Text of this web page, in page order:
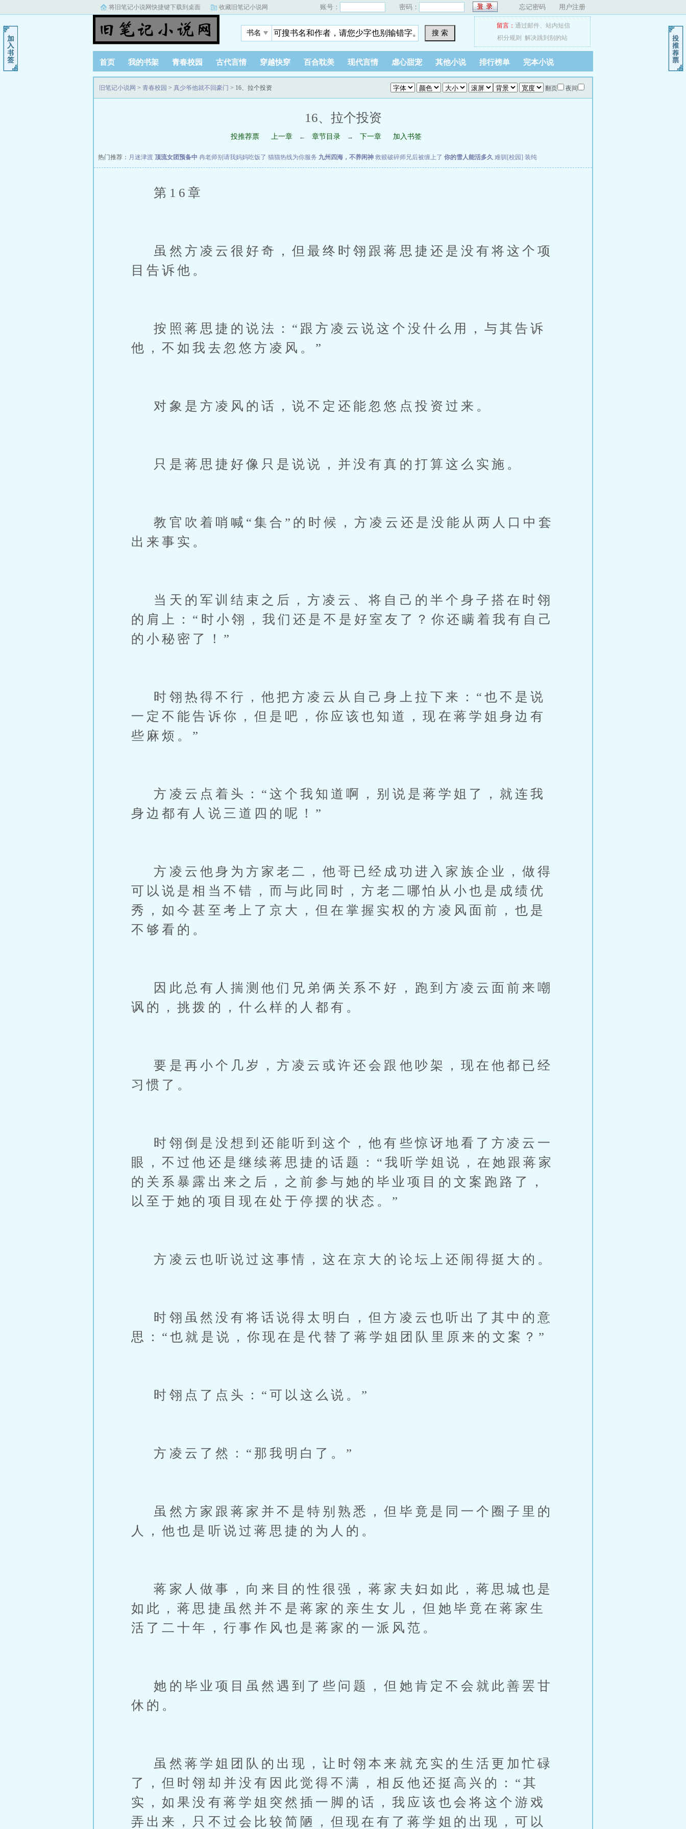
将旧笔记小说网快捷键下载到桌面 收藏旧笔记小说网 账号： 密码： 忘记密码 用户注册
书名 搜 索
留言： 通过邮件、 站内短信
积分规则
解决跳到别的站
首页 我的书架 青春校园 古代言情 穿越快穿 百合耽美 现代言情 虐心甜宠 其他小说 排行榜单 完本小说
阅读记录 翻页 夜间
旧笔记小说网 > 青春校园 > 真少爷他就不回豪门 > 16、拉个投资
16、拉个投资
投推荐票 上一章 ← 章节目录 → 下一章 加入书签
热门推荐： 月迷津渡 顶流女团预备中 冉老师别请我妈妈吃饭了 猫猫热线为你服务 九州四海，不养闲神 救赎破碎师兄后被缠上了 你的雪人能活多久 难驯[校园] 装纯
第16章
虽然方凌云很好奇，但最终时翎跟蒋思捷还是没有将这个项
目告诉他。
按照蒋思捷的说法：“跟方凌云说这个没什么用，与其告诉
他，不如我去忽悠方凌风。”
对象是方凌风的话，说不定还能忽悠点投资过来。
只是蒋思捷好像只是说说，并没有真的打算这么实施。
教官吹着哨喊“集合”的时候，方凌云还是没能从两人口中套
出来事实。
当天的军训结束之后，方凌云、将自己的半个身子搭在时翎
的肩上：“时小翎，我们还是不是好室友了？你还瞒着我有自己
的小秘密了！”
时翎热得不行，他把方凌云从自己身上拉下来：“也不是说
一定不能告诉你，但是吧，你应该也知道，现在蒋学姐身边有
些麻烦。”
方凌云点着头：“这个我知道啊，别说是蒋学姐了，就连我
身边都有人说三道四的呢！”
方凌云他身为方家老二，他哥已经成功进入家族企业，做得
可以说是相当不错，而与此同时，方老二哪怕从小也是成绩优
秀，如今甚至考上了京大，但在掌握实权的方凌风面前，也是
不够看的。
因此总有人揣测他们兄弟俩关系不好，跑到方凌云面前来嘲
讽的，挑拨的，什么样的人都有。
要是再小个几岁，方凌云或许还会跟他吵架，现在他都已经
习惯了。
时翎倒是没想到还能听到这个，他有些惊讶地看了方凌云一
眼，不过他还是继续蒋思捷的话题：“我听学姐说，在她跟蒋家
的关系暴露出来之后，之前参与她的毕业项目的文案跑路了，
以至于她的项目现在处于停摆的状态。”
方凌云也听说过这事情，这在京大的论坛上还闹得挺大的。
时翎虽然没有将话说得太明白，但方凌云也听出了其中的意
思：“也就是说，你现在是代替了蒋学姐团队里原来的文案？”
时翎点了点头：“可以这么说。”
方凌云了然：“那我明白了。”
虽然方家跟蒋家并不是特别熟悉，但毕竟是同一个圈子里的
人，他也是听说过蒋思捷的为人的。
蒋家人做事，向来目的性很强，蒋家夫妇如此，蒋思城也是
如此，蒋思捷虽然并不是蒋家的亲生女儿，但她毕竟在蒋家生
活了二十年，行事作风也是蒋家的一派风范。
她的毕业项目虽然遇到了些问题，但她肯定不会就此善罢甘
休的。
虽然蒋学姐团队的出现，让时翎本来就充实的生活更加忙碌
了，但时翎却并没有因此觉得不满，相反他还挺高兴的：“其
实，如果没有蒋学姐突然插一脚的话，我应该也会将这个游戏
弄出来，只不过会比较简陋，但现在有了蒋学姐的出现，可以